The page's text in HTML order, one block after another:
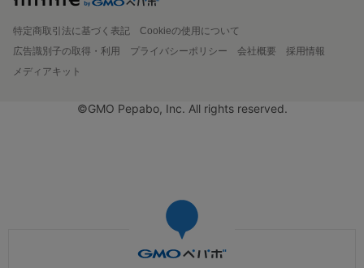
特定商取引法に基づく表記
Cookieの使用について
広告識別子の取得・利用
プライバシーポリシー 会社概要
採用情報
メディアキット
©GMO Pepabo, Inc. All rights reserved.